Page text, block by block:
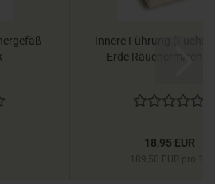
Innere Führung (Fuchs)
Erde
18,95 EUR
189,50 EUR pro 1 l